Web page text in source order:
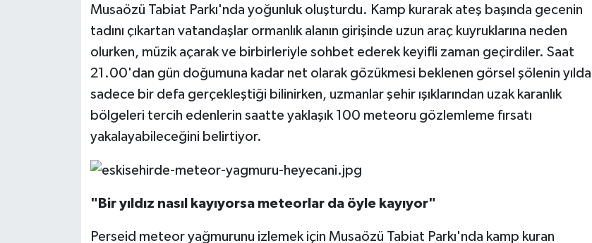
Musaözü Tabiat Parkı'nda yoğunluk oluşturdu. Kamp kurarak ateş başında gecenin
tadını çıkartan vatandaşlar ormanlık alanın girişinde uzun araç kuyruklarına neden
olurken, müzik açarak ve birbirleriyle sohbet ederek keyifli zaman geçirdiler. Saat
21.00'dan gün doğumuna kadar net olarak gözükmesi beklenen görsel şölenin yılda
sadece bir defa gerçekleştiği bilinirken, uzmanlar şehir ışıklarından uzak karanlık
bölgeleri tercih edenlerin saatte yaklaşık 100 meteoru gözlemleme fırsatı
yakalayabileceğini belirtiyor.
"Bir yıldız nasıl kayıyorsa meteorlar da öyle kayıyor"
Perseid meteor yağmurunu izlemek için Musaözü Tabiat Parkı'nda kamp kuran